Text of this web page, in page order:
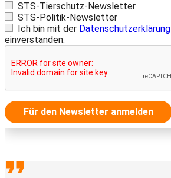
STS-Tierschutz-Newsletter
STS-Politik-Newsletter
Ich bin mit der Datenschutzerklärung
einverstanden.
Für den Newsletter anmelden